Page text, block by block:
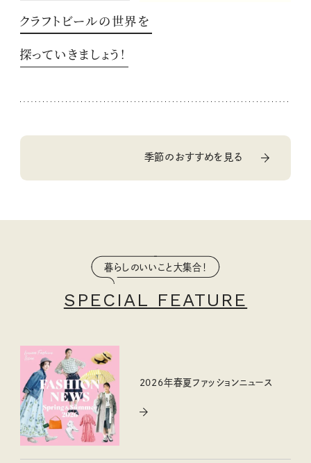
クラフトビールの世界を
探っていきましょう！
季節のおすすめを見る
暮らしのいいこと大集合！
SPECIAL FEATURE
2026年春夏ファッションニュース